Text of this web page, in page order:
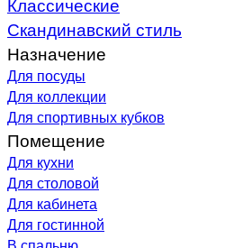
Скандинавский стиль
Назначение
Для посуды
Для коллекции
Для спортивных кубков
Помещение
Для кухни
Для столовой
Для кабинета
Для гостинной